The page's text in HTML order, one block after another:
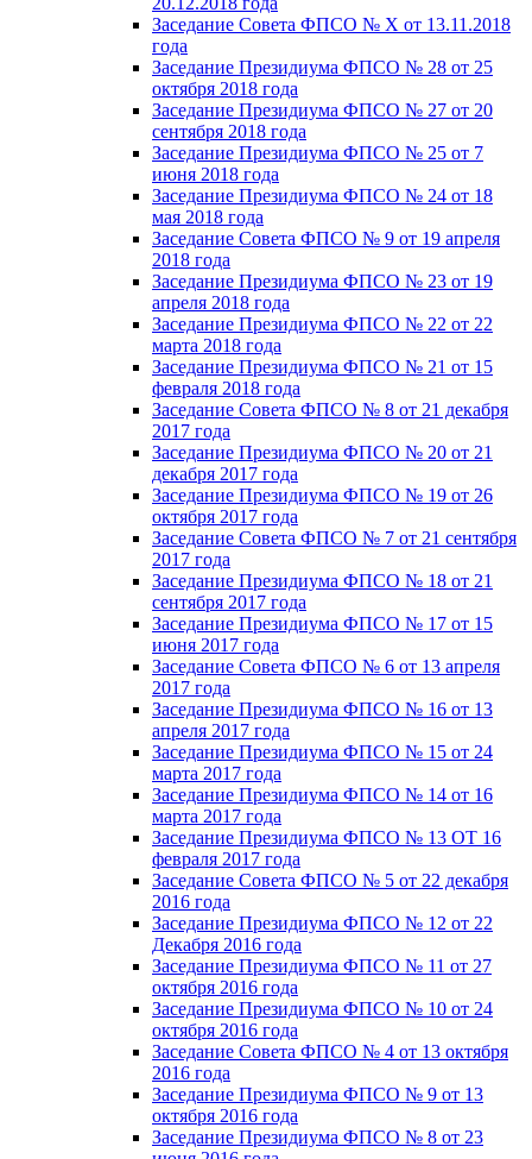
Заседание Совета ФПСО № X от 13.11.2018
года
Заседание Президиума ФПСО № 28 от 25
октября 2018 года
Заседание Президиума ФПСО № 27 от 20
сентября 2018 года
Заседание Президиума ФПСО № 25 от 7
июня 2018 года
Заседание Президиума ФПСО № 24 от 18
мая 2018 года
Заседание Совета ФПСО № 9 от 19 апреля
2018 года
Заседание Президиума ФПСО № 23 от 19
апреля 2018 года
Заседание Президиума ФПСО № 22 от 22
марта 2018 года
Заседание Президиума ФПСО № 21 от 15
февраля 2018 года
Заседание Совета ФПСО № 8 от 21 декабря
2017 года
Заседание Президиума ФПСО № 20 от 21
декабря 2017 года
Заседание Президиума ФПСО № 19 от 26
октября 2017 года
Заседание Совета ФПСО № 7 от 21 сентября
2017 года
Заседание Президиума ФПСО № 18 от 21
сентября 2017 года
Заседание Президиума ФПСО № 17 от 15
июня 2017 года
Заседание Совета ФПСО № 6 от 13 апреля
2017 года
Заседание Президиума ФПСО № 16 от 13
апреля 2017 года
Заседание Президиума ФПСО № 15 от 24
марта 2017 года
Заседание Президиума ФПСО № 14 от 16
марта 2017 года
Заседание Президиума ФПСО № 13 ОТ 16
февраля 2017 года
Заседание Совета ФПСО № 5 от 22 декабря
2016 года
Заседание Президиума ФПСО № 12 от 22
Декабря 2016 года
Заседание Президиума ФПСО № 11 от 27
октября 2016 года
Заседание Президиума ФПСО № 10 от 24
октября 2016 года
Заседание Совета ФПСО № 4 от 13 октября
2016 года
Заседание Президиума ФПСО № 9 от 13
октября 2016 года
Заседание Президиума ФПСО № 8 от 23